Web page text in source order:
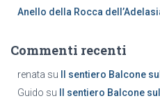
Anello della Rocca
Commenti recenti
renata su
Il sentiero Balcone
Guido su
Il sentiero Balcone